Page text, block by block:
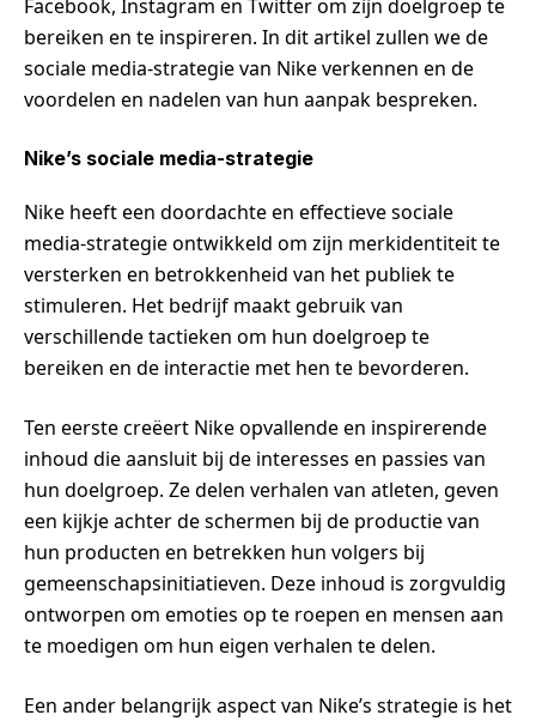
Facebook, Instagram en Twitter om zijn doelgroep te
bereiken en te inspireren. In dit artikel zullen we de
sociale media-strategie van Nike verkennen en de
voordelen en nadelen van hun aanpak bespreken.
Nike’s sociale media-strategie
Nike heeft een doordachte en effectieve sociale
media-strategie ontwikkeld om zijn merkidentiteit te
versterken en betrokkenheid van het publiek te
stimuleren. Het bedrijf maakt gebruik van
verschillende tactieken om hun doelgroep te
bereiken en de interactie met hen te bevorderen.
Ten eerste creëert Nike opvallende en inspirerende
inhoud die aansluit bij de interesses en passies van
hun doelgroep. Ze delen verhalen van atleten, geven
een kijkje achter de schermen bij de productie van
hun producten en betrekken hun volgers bij
gemeenschapsinitiatieven. Deze inhoud is zorgvuldig
ontworpen om emoties op te roepen en mensen aan
te moedigen om hun eigen verhalen te delen.
Een ander belangrijk aspect van Nike’s strategie is het